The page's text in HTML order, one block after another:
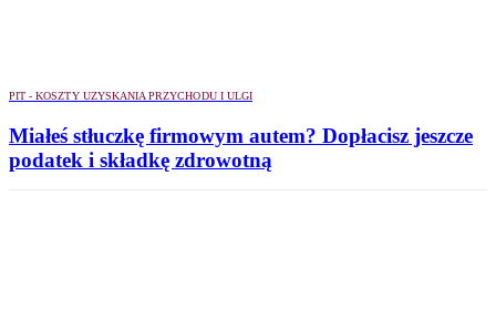
PIT - KOSZTY UZYSKANIA PRZYCHODU I ULGI
Miałeś stłuczkę firmowym autem? Dopłacisz jeszcze
podatek i składkę zdrowotną